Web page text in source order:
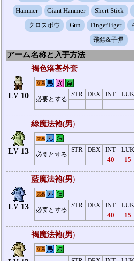
Hammer
Giant Hammer Short Stick
クロスボウ
Gun FingerTiger
飛鏢&子彈
アーム名称と入手方法
LV 10
褐色洛基外套
必要とする
STR DEX INT LUK
LV 13
綠魔法袍(男)
必要とする
STR DEX INT LUK
40
15
LV 13
藍魔法袍(男)
必要とする
STR DEX INT LUK
40
15
褐魔法袍(男)